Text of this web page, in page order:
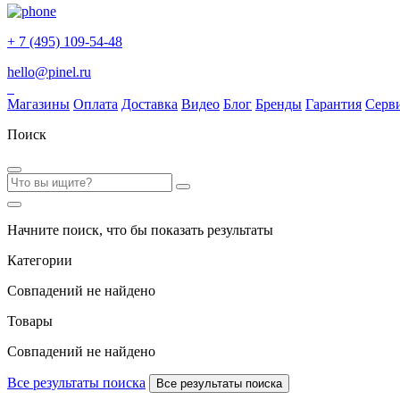
+ 7 (495) 109-54-48
hello@pinel.ru
Магазины Оплата Доставка Видео Блог Бренды Гарантия
Поиск
Начните поиск, что бы показать результаты
Категории
Совпадений не найдено
Товары
Совпадений не найдено
Все результаты поиска Все результаты поиска